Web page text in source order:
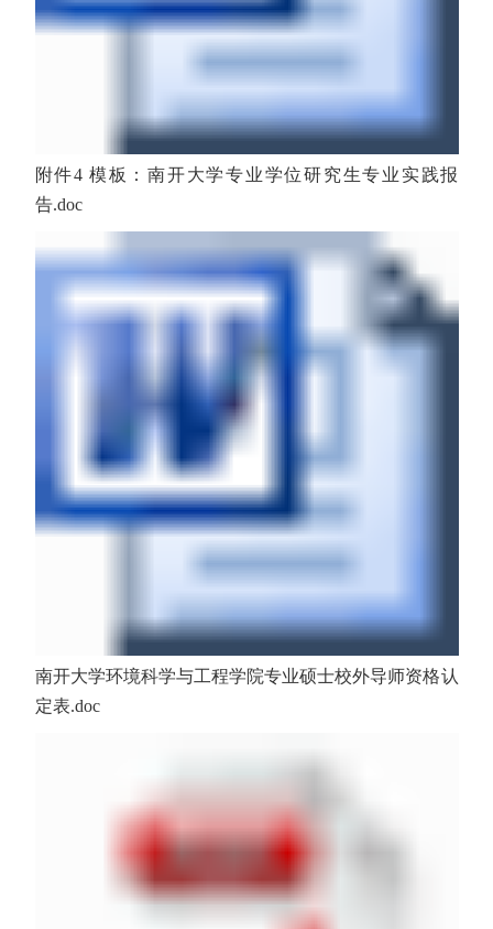
附件4 模板：南开大学专业学位研究生专业实践报
告.doc
南开大学环境科学与工程学院专业硕士校外导师资格认
定表.doc